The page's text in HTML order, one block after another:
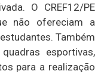
O CREF12/PE
não ofereciam a
Também
esportivas,
para a realização